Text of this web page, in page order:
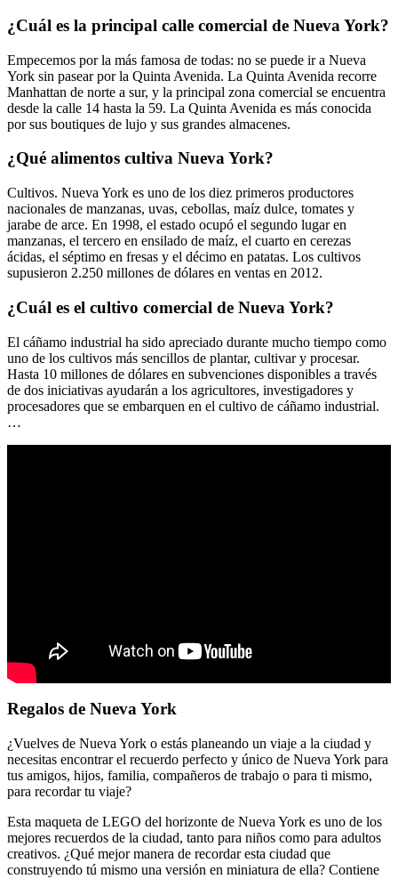
¿Cuál es la principal calle comercial de Nueva York?
Empecemos por la más famosa de todas: no se puede ir a Nueva
York sin pasear por la Quinta Avenida. La Quinta Avenida recorre
Manhattan de norte a sur, y la principal zona comercial se encuentra
desde la calle 14 hasta la 59. La Quinta Avenida es más conocida
por sus boutiques de lujo y sus grandes almacenes.
¿Qué alimentos cultiva Nueva York?
Cultivos. Nueva York es uno de los diez primeros productores
nacionales de manzanas, uvas, cebollas, maíz dulce, tomates y
jarabe de arce. En 1998, el estado ocupó el segundo lugar en
manzanas, el tercero en ensilado de maíz, el cuarto en cerezas
ácidas, el séptimo en fresas y el décimo en patatas. Los cultivos
supusieron 2.250 millones de dólares en ventas en 2012.
¿Cuál es el cultivo comercial de Nueva York?
El cáñamo industrial ha sido apreciado durante mucho tiempo como
uno de los cultivos más sencillos de plantar, cultivar y procesar.
Hasta 10 millones de dólares en subvenciones disponibles a través
de dos iniciativas ayudarán a los agricultores, investigadores y
procesadores que se embarquen en el cultivo de cáñamo industrial.
…
Regalos de Nueva York
¿Vuelves de Nueva York o estás planeando un viaje a la ciudad y
necesitas encontrar el recuerdo perfecto y único de Nueva York para
tus amigos, hijos, familia, compañeros de trabajo o para ti mismo,
para recordar tu viaje?
Esta maqueta de LEGO del horizonte de Nueva York es uno de los
mejores recuerdos de la ciudad, tanto para niños como para adultos
creativos. ¿Qué mejor manera de recordar esta ciudad que
construyendo tú mismo una versión en miniatura de ella? Contiene